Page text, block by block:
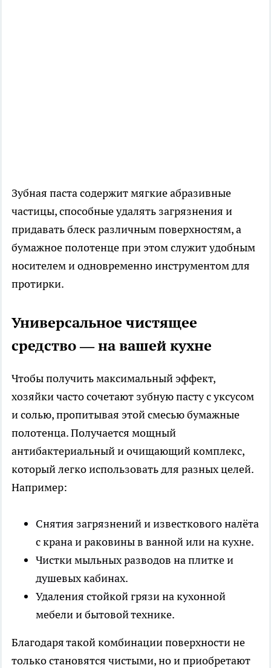
Зубная паста содержит мягкие абразивные
частицы, способные удалять загрязнения и
придавать блеск различным поверхностям, а
бумажное полотенце при этом служит удобным
носителем и одновременно инструментом для
протирки.
Универсальное чистящее
средство — на вашей кухне
Чтобы получить максимальный эффект,
хозяйки часто сочетают зубную пасту с уксусом
и солью, пропитывая этой смесью бумажные
полотенца. Получается мощный
антибактериальный и очищающий комплекс,
который легко использовать для разных целей.
Например:
Снятия загрязнений и известкового налёта
с крана и раковины в ванной или на кухне.
Чистки мыльных разводов на плитке и
душевых кабинах.
Удаления стойкой грязи на кухонной
мебели и бытовой технике.
Благодаря такой комбинации поверхности не
только становятся чистыми, но и приобретают